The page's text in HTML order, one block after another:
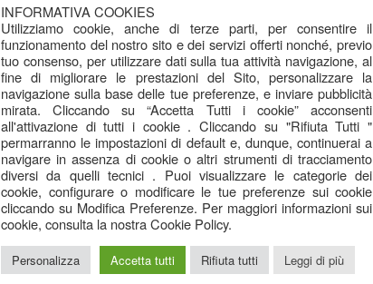
INFORMATIVA COOKIES
Utilizziamo cookie, anche di terze parti, per consentire il
funzionamento del nostro sito e dei servizi offerti nonché, previo
tuo consenso, per utilizzare dati sulla tua attività navigazione, al
fine di migliorare le prestazioni del Sito, personalizzare la
navigazione sulla base delle tue preferenze, e inviare pubblicità
mirata. Cliccando su “Accetta Tutti i cookie” acconsenti
all'attivazione di tutti i cookie . Cliccando su "Rifiuta Tutti "
permarranno le impostazioni di default e, dunque, continuerai a
navigare in assenza di cookie o altri strumenti di tracciamento
diversi da quelli tecnici . Puoi visualizzare le categorie dei
cookie, configurare o modificare le tue preferenze sui cookie
cliccando su Modifica Preferenze. Per maggiori informazioni sui
cookie, consulta la nostra Cookie Policy.
Personalizza Accetta tutti Rifiuta tutti Leggi di più